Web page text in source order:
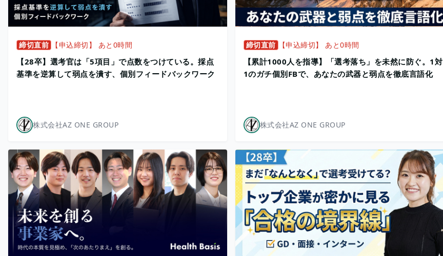
締切直前 【申込締切】 あと0時間
【28卒】選考官は「5項目」で点数をつけている。採点
基準を逆算して弱点を潰す、個別フィードバックワーク
株式会社AZ ONE GROUP
締切直前 【申込締切】 あと0時間
【累計1000人を指導】「選考落ち」を未然に防ぐ。1対
1のガチ個別FBで、あなたの武器と弱点を徹底言語化
株式会社AZ ONE GROUP